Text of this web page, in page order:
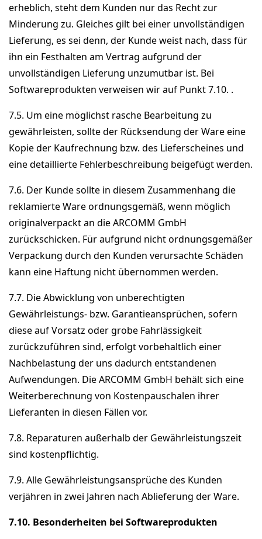
erheblich, steht dem Kunden nur das Recht zur
Minderung zu. Gleiches gilt bei einer unvollständigen
Lieferung, es sei denn, der Kunde weist nach, dass für
ihn ein Festhalten am Vertrag aufgrund der
unvollständigen Lieferung unzumutbar ist. Bei
Softwareprodukten verweisen wir auf Punkt 7.10. .
7.5. Um eine möglichst rasche Bearbeitung zu
gewährleisten, sollte der Rücksendung der Ware eine
Kopie der Kaufrechnung bzw. des Lieferscheines und
eine detaillierte Fehlerbeschreibung beigefügt werden.
7.6. Der Kunde sollte in diesem Zusammenhang die
reklamierte Ware ordnungsgemäß, wenn möglich
originalverpackt an die ARCOMM GmbH
zurückschicken. Für aufgrund nicht ordnungsgemäßer
Verpackung durch den Kunden verursachte Schäden
kann eine Haftung nicht übernommen werden.
7.7. Die Abwicklung von unberechtigten
Gewährleistungs- bzw. Garantieansprüchen, sofern
diese auf Vorsatz oder grobe Fahrlässigkeit
zurückzuführen sind, erfolgt vorbehaltlich einer
Nachbelastung der uns dadurch entstandenen
Aufwendungen. Die ARCOMM GmbH behält sich eine
Weiterberechnung von Kostenpauschalen ihrer
Lieferanten in diesen Fällen vor.
7.8. Reparaturen außerhalb der Gewährleistungszeit
sind kostenpflichtig.
7.9. Alle Gewährleistungsansprüche des Kunden
verjähren in zwei Jahren nach Ablieferung der Ware.
7.10. Besonderheiten bei Softwareprodukten